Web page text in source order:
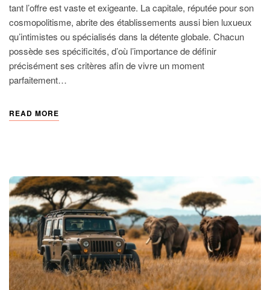
tant l’offre est vaste et exigeante. La capitale, réputée pour son
cosmopolitisme, abrite des établissements aussi bien luxueux
qu’intimistes ou spécialisés dans la détente globale. Chacun
possède ses spécificités, d’où l’importance de définir
précisément ses critères afin de vivre un moment
parfaitement…
READ MORE